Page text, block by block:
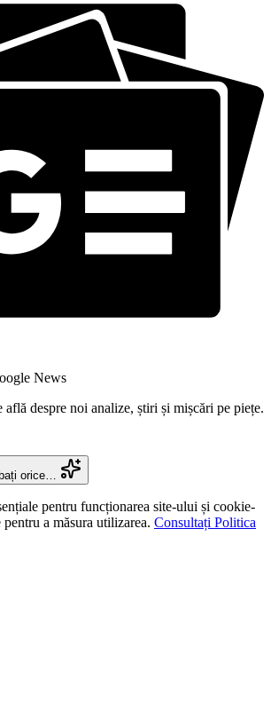
News
despre noi analize, știri și mișcări pe piețe.
orice…
pentru funcționarea site-ului și cookie-
a măsura utilizarea. Consultați Politica